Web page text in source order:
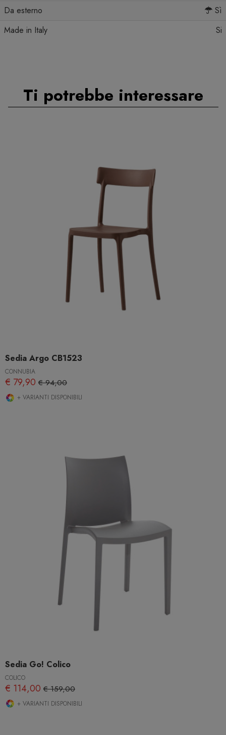
Da esterno
Sì
Made in Italy
Si
Ti potrebbe interessare
Sedia Argo CB1523
CONNUBIA
€ 79,90 € 94,00
+ VARIANTI DISPONIBILI
Sedia Go! Colico
COLICO
€ 114,00 € 159,00
+ VARIANTI DISPONIBILI